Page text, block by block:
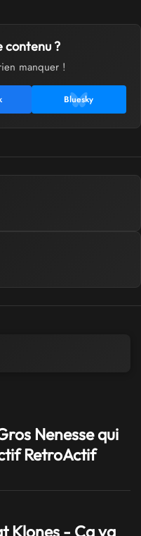
contenu ?
manquer !
Bluesky
Nenesse qui
RetroActif
Klones - Ça va